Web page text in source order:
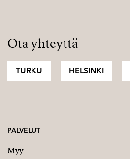
Ota yhteyttä
TURKU HELSINKI
PALVELUT
Myy